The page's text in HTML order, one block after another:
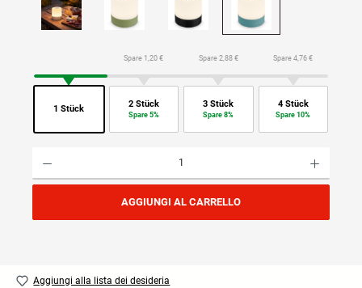
1 Stück
Spare 1,20 €
2 Stück
Spare 5%
Spare 2,88 €
3 Stück
Spare 8%
Spare 4,76 €
4 Stück
Spare 10%
AGGIUNGI AL CARRELLO
Aggiungi alla lista dei desideria